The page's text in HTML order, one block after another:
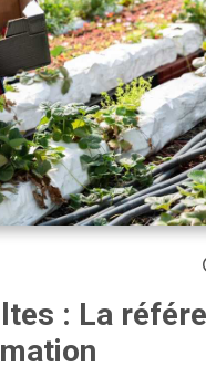
: La